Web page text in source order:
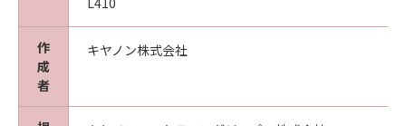
作
成
者
キヤノン株式会社